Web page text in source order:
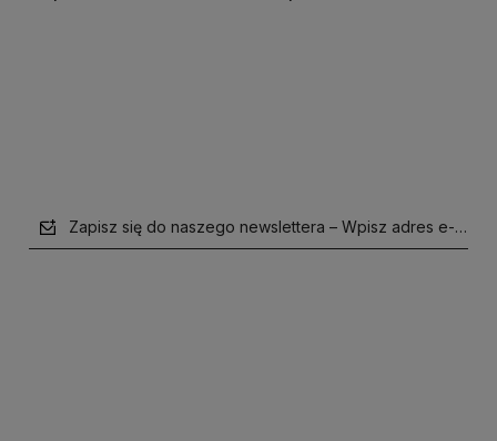
Zapisz się do naszego newslettera – Wpisz adres e-mail